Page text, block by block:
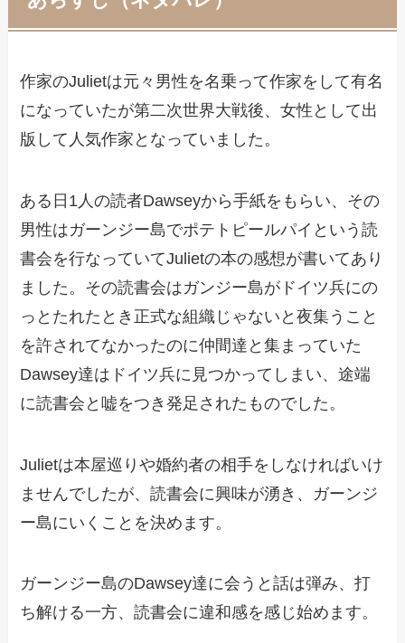
作家のJulietは元々男性を名乗って作家をして有名
になっていたが第二次世界大戦後、女性として出
版して人気作家となっていました。
ある日1人の読者Dawseyから手紙をもらい、その
男性はガーンジー島でポテトピールパイという読
書会を行なっていてJulietの本の感想が書いてあり
ました。その読書会はガンジー島がドイツ兵にの
っとたれたとき正式な組織じゃないと夜集うこと
を許されてなかったのに仲間達と集まっていた
Dawsey達はドイツ兵に見つかってしまい、途端
に読書会と嘘をつき発足されたものでした。
Julietは本屋巡りや婚約者の相手をしなければいけ
ませんでしたが、読書会に興味が湧き、ガーンジ
ー島にいくことを決めます。
ガーンジー島のDawsey達に会うと話は弾み、打
ち解ける一方、読書会に違和感を感じ始めます。